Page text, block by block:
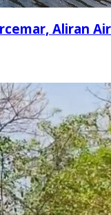
Aliran Air